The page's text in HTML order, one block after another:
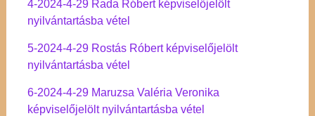
4-2024-4-29 Rada Róbert képviselőjelölt
nyilvántartásba vétel
5-2024-4-29 Rostás Róbert képviselőjelölt
nyilvántartásba vétel
6-2024-4-29 Maruzsa Valéria Veronika
képviselőjelölt nyilvántartásba vétel